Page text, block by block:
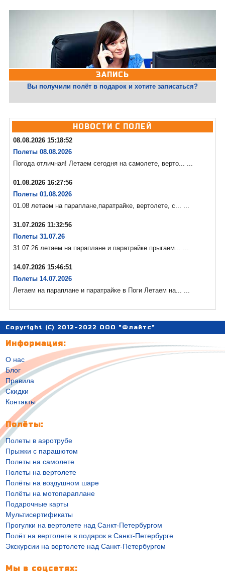
ЗАПИСЬ
Вы получили полёт в подарок и хотите записаться?
НОВОСТИ С ПОЛЕЙ
08.08.2026 15:18:52
Полеты 08.08.2026
Погода отличная! Летаем сегодня на самолете, верто... ...
01.08.2026 16:27:56
Полеты 01.08.2026
01.08 летаем на параплане,паратрайке, вертолете, с... ...
31.07.2026 11:32:56
Полеты 31.07.26
31.07.26 летаем на параплане и паратрайке прыгаем... ...
14.07.2026 15:46:51
Полеты 14.07.2026
Летаем на параплане и паратрайке в Поги Летаем на... ...
Copyright (C) 2012-2022 ООО "Флайтс"
Информация:
О нас
Блог
Правила
Скидки
Контакты
Полёты:
Полеты в аэротрубе
Прыжки с парашютом
Полеты на самолете
Полеты на вертолете
Полёты на воздушном шаре
Полёты на мотопараплане
Подарочные карты
Мультисертификаты
Прогулки на вертолете над Санкт-Петербургом
Полёт на вертолете в подарок в Санкт-Петербурге
Экскурсии на вертолете над Санкт-Петербургом
Мы в соцсетях: